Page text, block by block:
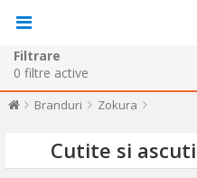
Filtrare
0 filtre active
Branduri Zokura
Cutite si